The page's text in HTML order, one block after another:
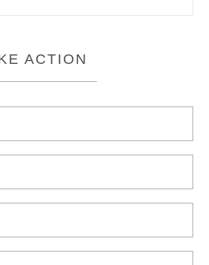
ACTION